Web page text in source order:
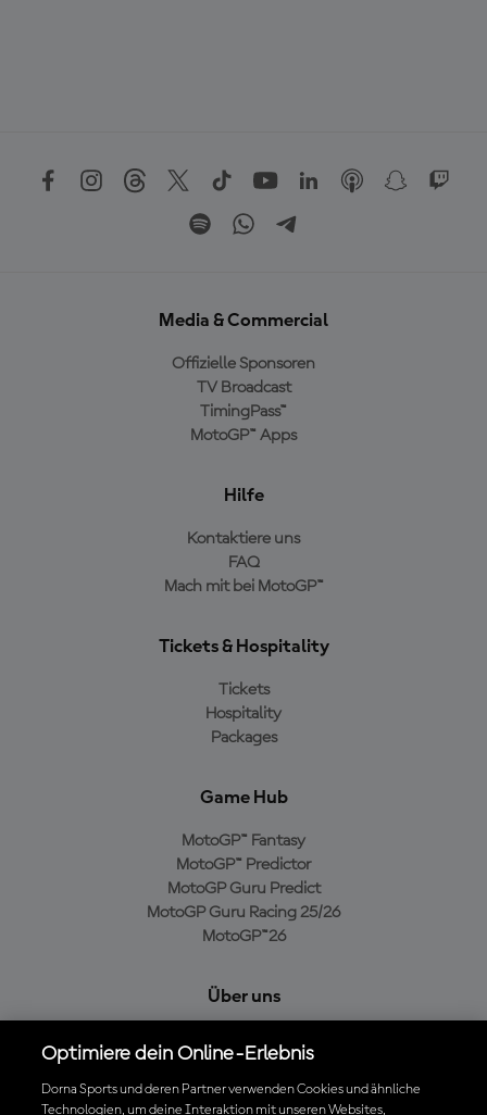
Media & Commercial
Offizielle Sponsoren
TV Broadcast
TimingPass™
MotoGP™ Apps
Hilfe
Kontaktiere uns
FAQ
Mach mit bei MotoGP™
Tickets & Hospitality
Tickets
Hospitality
Packages
Game Hub
MotoGP™ Fantasy
MotoGP™ Predictor
MotoGP Guru Predict
MotoGP Guru Racing 25/26
MotoGP™26
Über uns
Cookie-Richtlinien
Geschäftsbedingungen
Optimiere dein Online-Erlebnis
Dorna Sports und deren Partner verwenden Cookies und ähnliche
Technologien, um deine Interaktion mit unseren Websites,